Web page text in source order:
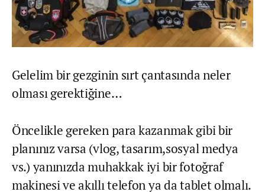
Gelelim bir gezginin sırt çantasında neler
olması gerektiğine…
Öncelikle gereken para kazanmak gibi bir
planınız varsa (vlog, tasarım,sosyal medya
vs.) yanınızda muhakkak iyi bir fotoğraf
makinesi ve akıllı telefon ya da tablet olmalı.